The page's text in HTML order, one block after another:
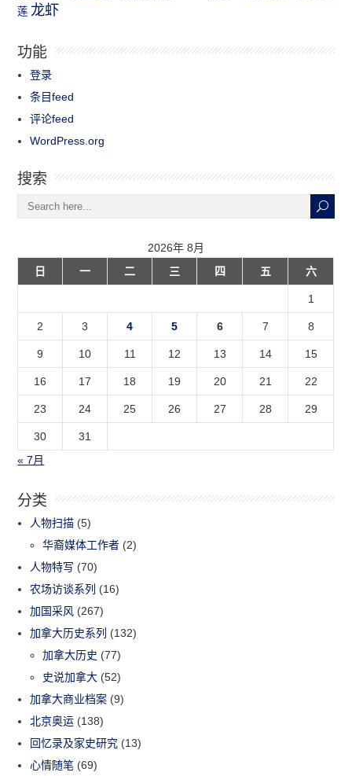
莲 龙虾
功能
登录
条目feed
评论feed
WordPress.org
搜索
2026年 8月
日
一 二 三 四 五 六
1
2 3 4 5 6 7 8
9 10 11 12 13 14 15
16 17 18 19 20 21 22
23 24 25 26 27 28 29
30
31
« 7月
分类
人物扫描 (5)
华裔媒体工作者 (2)
人物特写 (70)
农场访谈系列 (16)
加国采风 (267)
加拿大历史系列 (132)
加拿大历史 (77)
史说加拿大 (52)
加拿大商业档案 (9)
北京奥运 (138)
回忆录及家史研究 (13)
心情随笔 (69)